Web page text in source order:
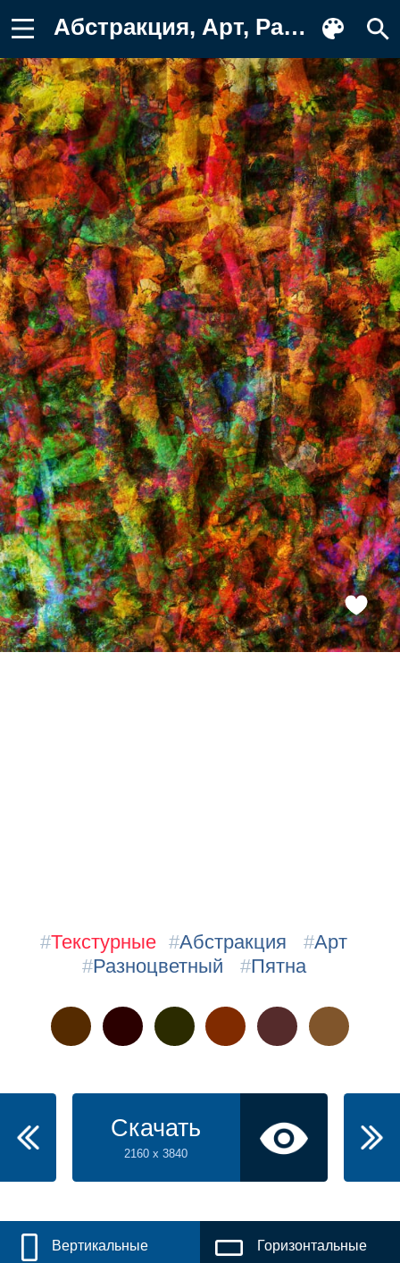
Абстракция, Арт, Разноцветный, Пятна Обои для телефона
#Текстурные #Абстракция #Арт
#Разноцветный #Пятна
Скачать
2160 x 3840
Вертикальные Горизонтальные